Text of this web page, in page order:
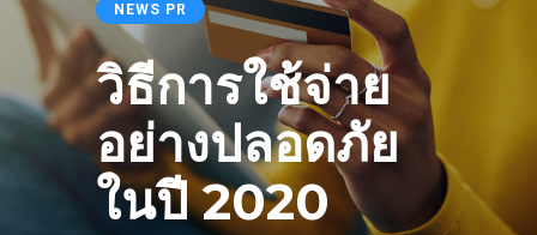
NEWS PR
วิธีการใช้จ่าย
อย่างปลอดภัย
ในปี 2020